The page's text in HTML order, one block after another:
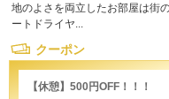
地のよさを両立したお部屋は街
ートドライヤ...
クーポン
【休憩】500円OFF！！！